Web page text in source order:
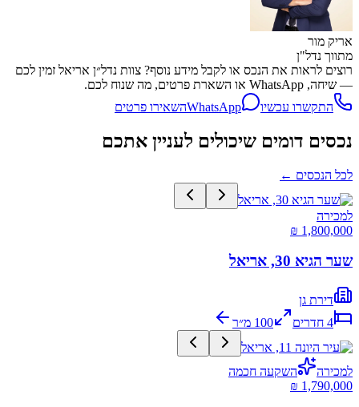
אריק מור
מתווך נדל"ן
רוצים לראות את הנכס או לקבל מידע נוסף? צוות נדל״ן אריאל זמין לכם
— שיחה, WhatsApp או השארת פרטים, מה שנוח לכם.
התקשרו עכשיו
WhatsAppהשאירו פרטים
נכסים דומים שיכולים לעניין אתכם
לכל הנכסים ←
למכירה
שער הגיא 30, אריאל
דירת גן
4 חדרים 100 מ״ר
למכירה
השקעה חכמה